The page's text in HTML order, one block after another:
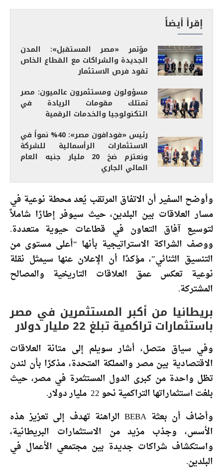
إقرأ أيضاً
مؤتمر «مصر المستقبل»: المدن
الجديدة والشراكات مع القطاع الخاص
تقود فرص الاستثمار
مسؤولون ومستثمرون عالميون: مصر
تمتلك مقومات الريادة في
التكنولوجيا والخدمات الرقمية
رئيس «فودافون مصر»: 40% نمواً في
الاستثمارات الرأسمالية للشركة
ونعتزم ضخ 20 مليار جنيه العام
المالي الجاري
وأوضح السفير أن الاتفاق المرتقب يُعد محطة نوعية في
مسار العلاقات بين البلدين، حيث سيوفر إطارًا شاملاً
لتوسيع آفاق التعاون في قطاعات حيوية متعددة.
ووصف الشراكة الاستراتيجية بأنها “أعلى مستوى من
التنسيق الثنائي”، مؤكدًا أن الإعلان عنها سيمثل نقلة
نوعية تعكس عمق العلاقات التاريخية والمصالح
المشتركة.
بريطانيا من أكبر المستثمرين في مصر
باستثمارات تراكمية تبلغ 22 مليار دولار
وفي سياق متصل، أشار سويلم إلى متانة العلاقات
الاقتصادية بين مصر والمملكة المتحدة، مذكرًا بأن لندن
تظل واحدة من كبرى الدول المستثمرة في مصر، حيث
بلغت استثماراتها التراكمية نحو 22 مليار دولار.
وأضاف أن بعثة BEBA الراهنة تهدف إلى تعزيز هذه
الأسس، وجذب مزيد من الاستثمارات البريطانية،
واستكشاف شراكات جديدة بين مجتمعي الأعمال في
البلدين.